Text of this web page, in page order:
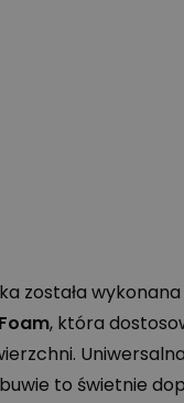
została
, która
to świetnie